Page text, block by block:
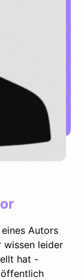
Autors
leider
hat -